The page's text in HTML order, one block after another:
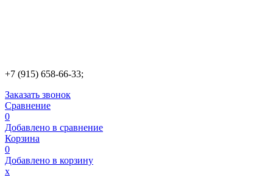
+7 (915) 658-66-33;
Заказать звонок
Сравнение
0
Добавлено в сравнение
Корзина
0
Добавлено в корзину
х